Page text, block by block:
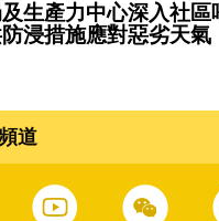
生產力中心深入社區
浸措施應對惡劣天氣
道